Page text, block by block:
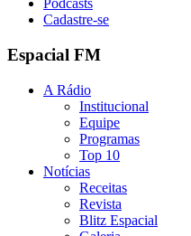
Podcasts
Cadastre-se
Espacial FM
A Rádio
Institucional
Equipe
Programas
Top 10
Notícias
Receitas
Revista
Blitz Espacial